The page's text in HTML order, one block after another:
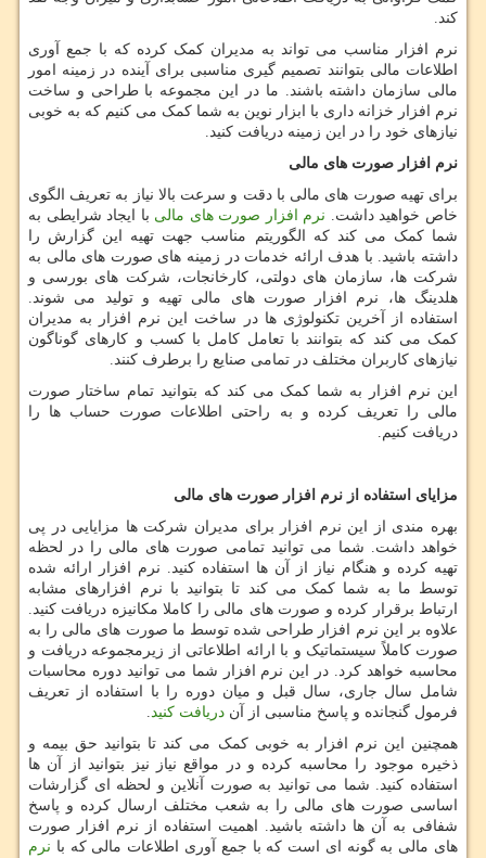
کند.
نرم افزار مناسب می تواند به مدیران کمک کرده که با جمع آوری
اطلاعات مالی بتوانند تصمیم گیری مناسبی برای آینده در زمینه امور
مالی سازمان داشته باشند. ما در این مجموعه با طراحی و ساخت
نرم افزار خزانه داری با ابزار نوین به شما کمک می کنیم که به خوبی
نیازهای خود را در این زمینه دریافت کنید.
نرم افزار صورت های مالی
برای تهیه صورت های مالی با دقت و سرعت بالا نیاز به تعریف الگوی
خاص خواهید داشت. نرم افزار صورت های مالی با ایجاد شرایطی به
شما کمک می ‌کند که الگوریتم مناسب جهت تهیه این گزارش را
داشته باشید. با هدف ارائه خدمات در زمینه های صورت‌ های مالی به
شرکت ها، سازمان های دولتی، کارخانجات، شرکت های بورسی و
هلدینگ‌ ها، نرم افزار صورت های مالی تهیه و تولید می ‌شوند.
استفاده از آخرین تکنولوژی ها در ساخت این نرم ‌افزار به مدیران
کمک می کند که بتوانند با تعامل کامل با کسب و کارهای گوناگون
نیازهای کاربران مختلف در تمامی صنایع را برطرف کنند.
این نرم افزار به شما کمک می ‌کند که بتوانید تمام ساختار صورت
مالی را تعریف کرده و به راحتی اطلاعات صورت حساب ها را
دریافت کنیم.
مزایای استفاده از نرم افزار صورت های مالی
بهره مندی از این نرم ‌افزار برای مدیران شرکت ها مزایایی در پی
خواهد داشت. شما می توانید تمامی صورت های مالی را در لحظه
تهیه کرده و هنگام نیاز از آن ها استفاده کنید. نرم افزار ارائه شده
توسط ما به شما کمک می کند تا بتوانید با نرم ‌افزارهای مشابه
ارتباط برقرار کرده و صورت‌ های مالی را کاملا مکانیزه دریافت کنید.
علاوه بر این نرم افزار طراحی شده توسط ما صورت های مالی را به
صورت کاملاً سیستماتیک و با ارائه اطلاعاتی از زیرمجموعه دریافت و
محاسبه خواهد کرد. در این نرم افزار شما می توانید دوره محاسبات
شامل سال جاری، سال قبل و میان دوره را با استفاده از تعریف
فرمول گنجانده و پاسخ مناسبی از آن دریافت کنید.
همچنین این نرم افزار به خوبی کمک می کند تا بتوانید حق بیمه و
ذخیره موجود را محاسبه کرده و در مواقع نیاز نیز بتوانید از آن ها
استفاده کنید. شما می توانید به صورت آنلاین و لحظه ای گزارشات
اساسی صورت های مالی را به شعب مختلف ارسال کرده و پاسخ
شفافی به آن ها داشته باشید. اهمیت استفاده از نرم افزار صورت
های مالی به گونه‌ ای است که با جمع آوری اطلاعات مالی که با نرم